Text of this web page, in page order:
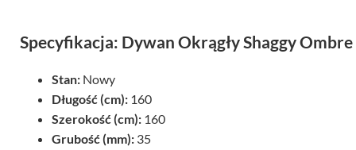
Specyfikacja: Dywan Okrągły Shaggy
Stan: Nowy
Długość (cm): 160
Szerokość (cm): 160
Grubość (mm): 35